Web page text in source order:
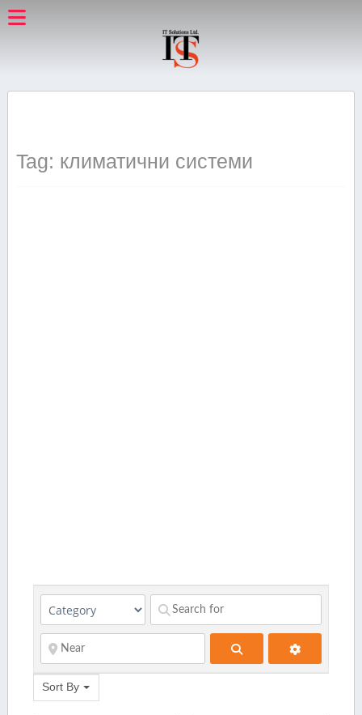
Tag: климатични системи
Sort By